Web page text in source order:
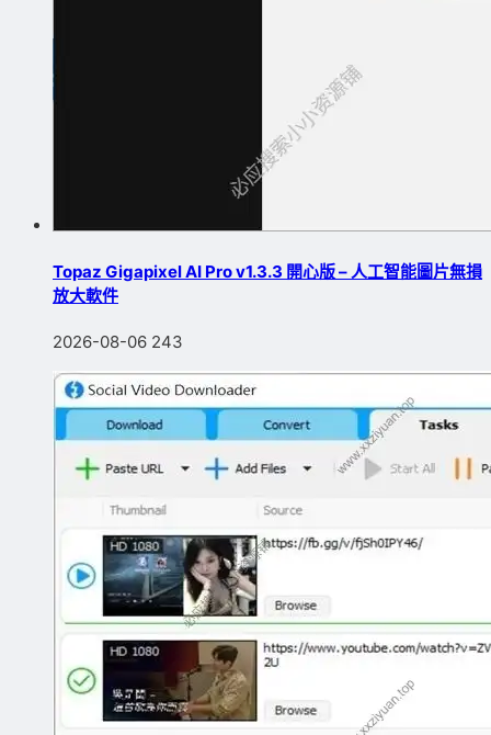
Topaz Gigapixel AI Pro v1.3.3 開心版 – 人工智能圖片無損
放大軟件
2026-08-06 243